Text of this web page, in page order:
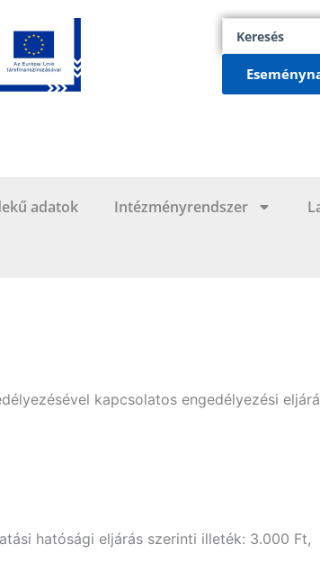
adatok Intézményrendszer
kapcsolatos engedélyezési
hatósági eljárás szerinti illeték: 3.000 Ft,